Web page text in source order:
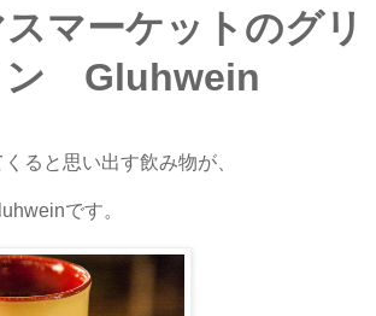
マーケットのグリ
ン Gluhwein
ると思い出す飲み物が、
です。